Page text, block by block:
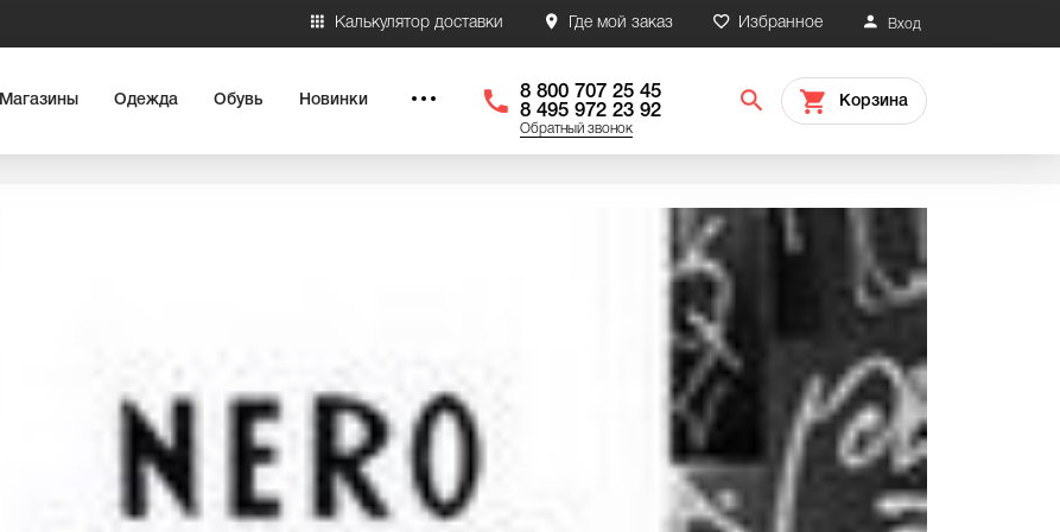
Вход
Избранное
Где мой заказ
Калькулятор доставки
Магазины Одежда Обувь Новинки
8 800 707 25 45
8 495 972 23 92
Обратный звонок
Корзина